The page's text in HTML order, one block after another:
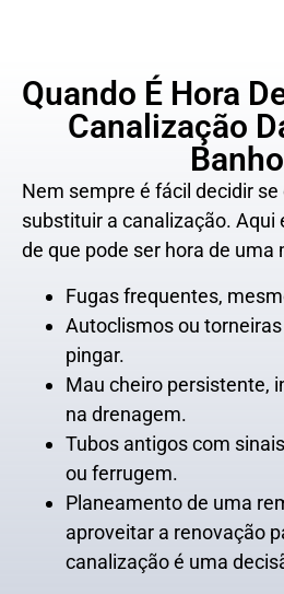
Quando É Hora
Canalização
Nem sempre é fácil decidir se
substituir a canalização. Aqui
de que pode ser hora de uma
Fugas frequentes,
Autoclismos ou
pingar.
Mau cheiro persistente,
na drenagem.
Tubos antigos com
ou ferrugem.
Planeamento de uma
aproveitar a renovação
canalização é uma